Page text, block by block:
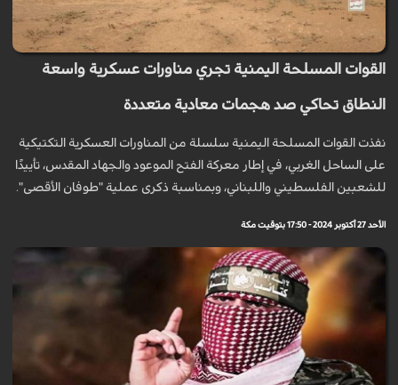
القوات المسلحة اليمنية تجري مناورات عسكرية واسعة
النطاق تحاكي صد هجمات معادية متعددة
نفذت القوات المسلحة اليمنية سلسلة من المناورات العسكرية التكتيكية
على الساحل الغربي، في إطار معركة الفتح الموعود والجهاد المقدس، تأييدًا
للشعبين الفلسطيني واللبناني، وبمناسبة ذكرى عملية "طوفان الأقصى".
الأحد 27 أكتوبر 2024 - 17:50 بتوقيت مكة